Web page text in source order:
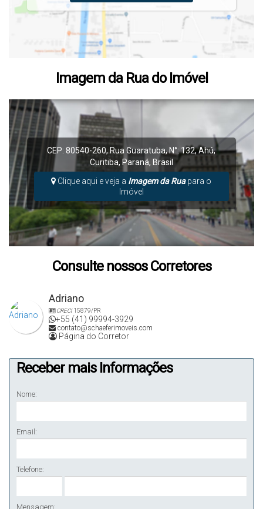
Imagem da Rua do Imóvel
CEP: 80540-260,Rua Guaratuba,N°:132,Ahú,
Curitiba, Paraná, Brasil
Clique aqui e veja a Imagem da Ruapara o
Imóvel
Consulte nossos Corretores
Adriano
CRECI15879/PR
+55 (41) 99994-3929
contato@schaeferimoveis.com
Página do Corretor
Receber mais Informações
Nome:
Email:
Telefone:
Mensagem: